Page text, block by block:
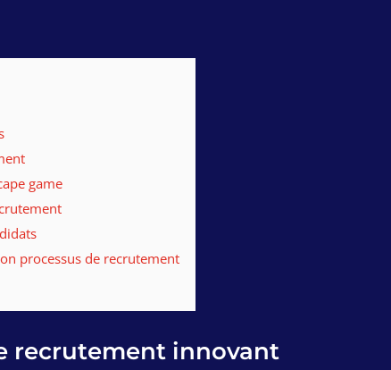
game
processus de recrutement
recrutement innovant